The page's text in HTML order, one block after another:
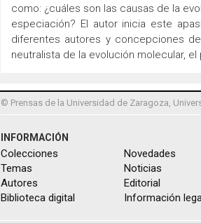
como: ¿cuáles son las causas de la
especiación? El autor inicia este
diferentes autores y concepciones
neutralista de la evolución molecular,
© Prensas de la Universidad de Zaragoza,
INFORMACIÓN
Colecciones
Temas
Autores
Biblioteca digital
Novedades
Noticias
Editorial
Información